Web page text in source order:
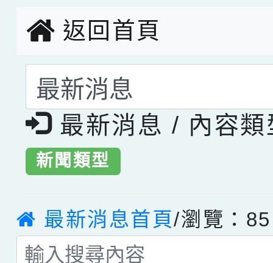
返回首頁
選擇後頁面內容會更
最新消息 / 內容類
新聞類型
最新消息首頁/瀏覽：85